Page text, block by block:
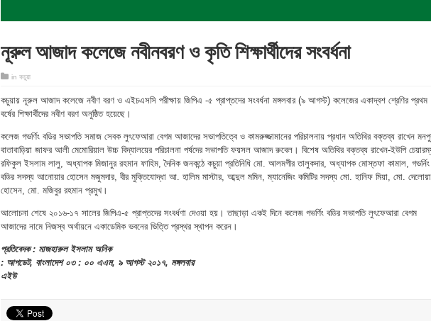
নূরুল আজাদ কলেজে নবীনবরণ ও কৃতি শিক্ষার্থীদের সংবর্ধনা
in কচুয়া
কচুয়ায় নূরুল আজাদ কলেজে নবীণ বরণ ও এইচএসসি পরীক্ষায় জিপিএ -৫ প্রাপ্তদের সংবর্ধনা মঙ্গলবার (৯ আগস্ট) কলেজের একাদ্বশ শ্রেণির প্রথম
বর্ষের শিক্ষার্থীদের নবীণ বরণ অনুষ্ঠিত হয়েছে।
কলেজ গভর্ণিং বডির সভাপতি সমাজ সেবক লুৎফেআরা বেগম আজাদের সভাপতিত্বে ও কামরুজ্জামানের পরিচালনায় প্রধান অতিথির বক্তব্য রাখেন
বাতাবাড়িয়া জাফর আলী মেমোরিয়াল উচ্চ বিদ্যালয়ের পরিচালনা পর্ষদের সভাপতি ফয়সল আজাদ রুবেল। বিশেষ অতিথির বক্তব্য রাখেন-ইউপি
রফিকুল ইসলাম লালু, অধ্যাপক মিজানুর রহমান ফাহিম, দৈনিক জনকন্ঠে কচুয়া প্রতিনিধি মো. আলমগীর তালুকদার, অধ্যাপক মোস্তফা কামাল, গভর্নিং
বডির সদস্য আনোয়ার হোসেন মজুমদার, বীর মুক্তিযোদ্ধা আ. হালিম মাস্টার, আব্দুল মমিন, ম্যানেজিং কমিটির সদস্য মো. হানিফ মিয়া, মো.
হোসেন, মো. মজিবুর রহমান প্রমুখ।
আলোচনা শেষে ২০১৬-১৭ সালের জিপিএ-৫ প্রাপ্তদের সংবর্ধণা দেওয়া হয়। তাছাড়া একই দিনে কলেজ গভর্ণিং বডির সভাপতি লুৎফেআরা বেগম
আজাদের নামে নিজস্ব অর্থায়নে একাডেমিক ভবনের ভিত্তি প্রস্থর স্থাপন করেন।
প্রতিবেদক : মাজহারুল ইসলাম অনিক
: আপডেট, বাংলাদেশ ০৩ : ০০ এএম, ৯ আগস্ট ২০১৭, মঙ্গলবার
এইউ